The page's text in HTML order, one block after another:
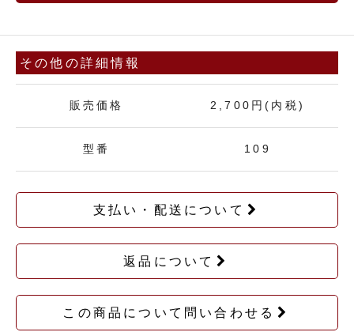
その他の詳細情報
販売価格 2,700円(内税)
型番 109
支払い・配送について
返品について
この商品について問い合わせる